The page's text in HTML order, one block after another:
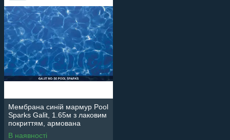
Мембрана синій мармур Pool
Sparks Galit, 1.65м з лаковим
покриттям, армована
OgenFlex 327073444001
В наявності